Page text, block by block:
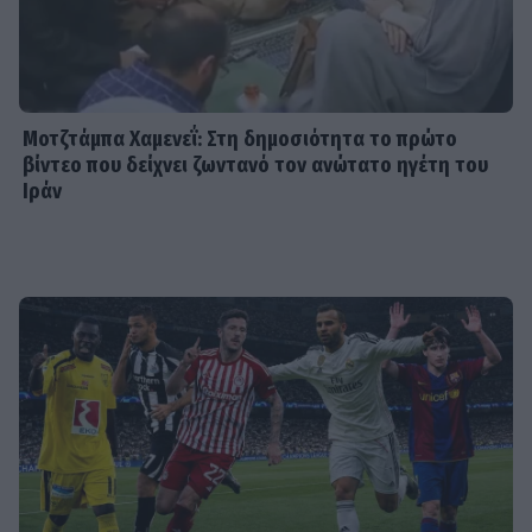
«Ευλογία τα παιδιά» - Η σπάνια
φωτό του Γονίδη με την μικρή του
κόρη! Μαζί στο τιμόνι της βάρκας
Μεξικό
SHOWBIZ
Η Χρηστίδου στην Κρήτη με stylish
cut-out μαγιό που αναδεικνύει την
κομψή & μαυρισμένη σιλουέτα της
Μοτζτάμπα Χαμενεΐ: Στη δημοσιότητα το πρώτο
βίντεο που δείχνει ζωντανό τον ανώτατο ηγέτη του
Ιράν